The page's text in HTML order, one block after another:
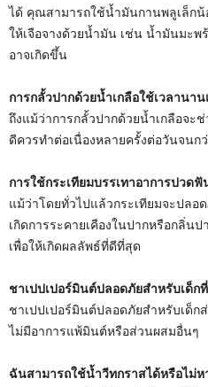
ได้ คุณสามารถใช้น้ำมันกานพลูเล็ก
ให้เจือจางด้วยน้ำมัน เช่น น้ำมันมะพ
อาจเกิดขึ้น
การกลั้วปากด้วยน้ำเกลือใช้เวลานาน
ถึงแม้ว่าการกลั้วปากด้วยน้ำเกลือจะ
ดีควรทำต่อเนื่องหลายครั้งต่อวันจนก
การใช้กระเทียมบรรเทาอาการปวด
แม้ว่าโดยทั่วไปแล้วกระเทียมจะปลอ
เกิดการระคายเคืองในปากหรือกลิ่น
เพื่อให้เกิดผลลัพธ์ที่ดีที่สุด
ชาเปปเปอร์มินต์ปลอดภัยสำหรับเด็ก
ชาเปปเปอร์มินต์ปลอดภัยสำหรับเด็
ไม่มีอาการแพ้มินต์หรือส่วนผสมอื่นๆ
ฉันสามารถใช้น้ำวีทกราสได้หรือไม่